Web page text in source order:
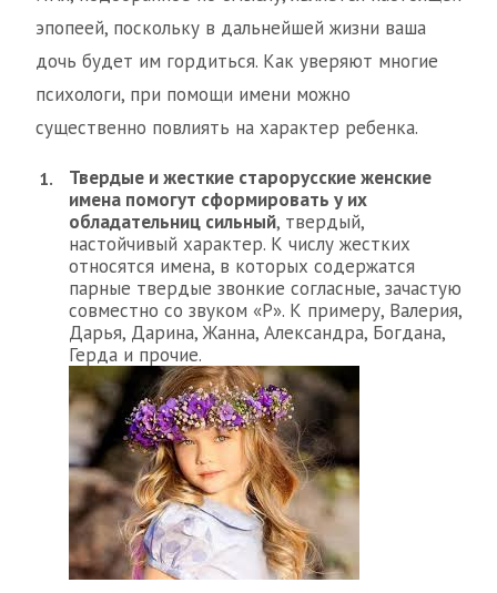
эпопеей, поскольку в дальнейшей жизни ваша
дочь будет им гордиться. Как уверяют многие
психологи, при помощи имени можно
существенно повлиять на характер ребенка.
Твердые и жесткие старорусские женские
имена помогут сформировать у их
обладательниц сильный, твердый,
настойчивый характер. К числу жестких
относятся имена, в которых содержатся
парные твердые звонкие согласные, зачастую
совместно со звуком «Р». К примеру, Валерия,
Дарья, Дарина, Жанна, Александра, Богдана,
Герда и прочие.